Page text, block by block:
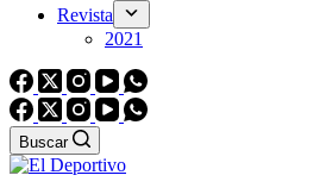
Revista
2021
Buscar